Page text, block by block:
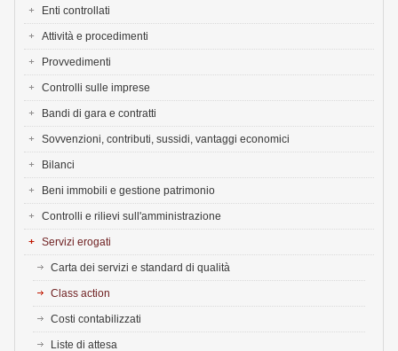
Enti controllati
Attività e procedimenti
Provvedimenti
Controlli sulle imprese
Bandi di gara e contratti
Sovvenzioni, contributi, sussidi, vantaggi economici
Bilanci
Beni immobili e gestione patrimonio
Controlli e rilievi sull'amministrazione
Servizi erogati
Carta dei servizi e standard di qualità
Class action
Costi contabilizzati
Liste di attesa